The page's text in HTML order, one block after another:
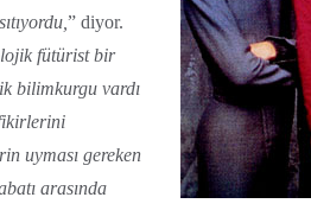
” diyor.
fütürist bir
bilimkurgu vardı
uyması gereken
arasında